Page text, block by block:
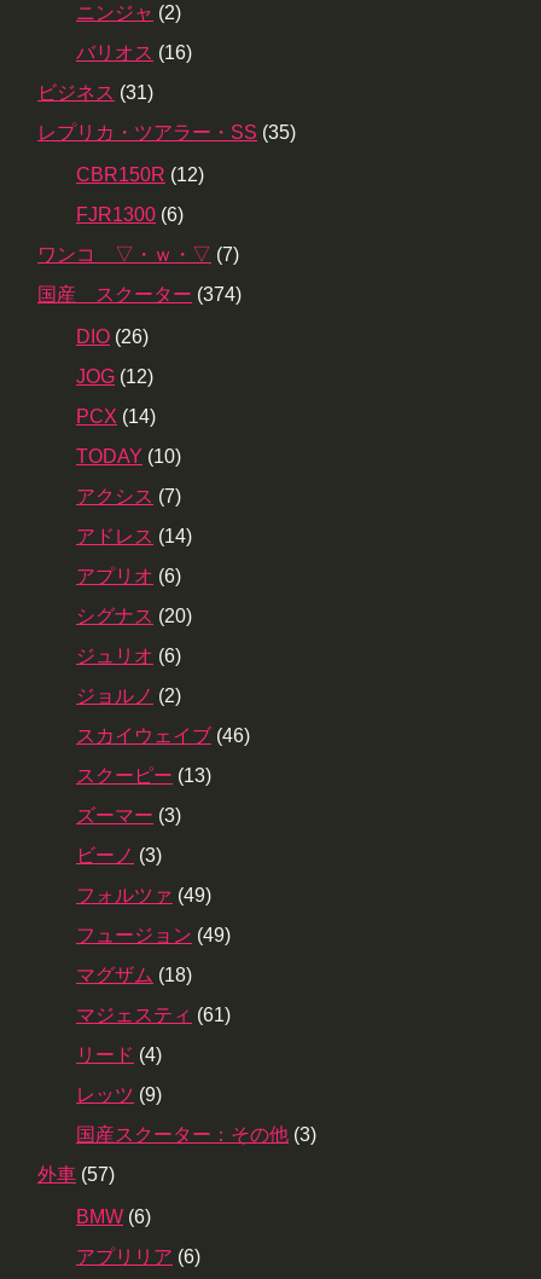
ニンジャ (2)
バリオス (16)
ビジネス (31)
レプリカ・ツアラー・SS (35)
CBR150R (12)
FJR1300 (6)
ワンコ ▽・ｗ・▽ (7)
国産 スクーター (374)
DIO (26)
JOG (12)
PCX (14)
TODAY (10)
アクシス (7)
アドレス (14)
アプリオ (6)
シグナス (20)
ジュリオ (6)
ジョルノ (2)
スカイウェイブ (46)
スクーピー (13)
ズーマー (3)
ビーノ (3)
フォルツァ (49)
フュージョン (49)
マグザム (18)
マジェスティ (61)
リード (4)
レッツ (9)
国産スクーター：その他 (3)
外車 (57)
BMW (6)
アプリリア (6)